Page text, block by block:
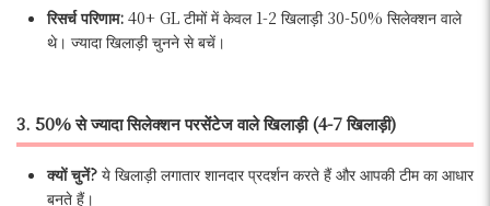
रिसर्च परिणाम: 40+ GL टीमों में केवल 1-2 खिलाड़ी 30-50% सिलेक्शन वाले
थे। ज्यादा खिलाड़ी चुनने से बचें।
3. 50% से ज्यादा सिलेक्शन परसेंटेज वाले खिलाड़ी (4-7 खिलाड़ी)
क्यों चुनें? ये खिलाड़ी लगातार शानदार प्रदर्शन करते हैं और आपकी टीम का आधार
बनते हैं।